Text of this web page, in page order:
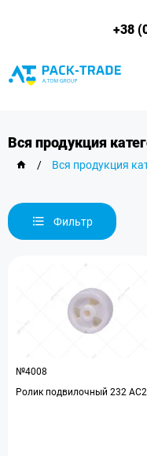
+38
Вся продукция
/ Вся продукция
Фильтр
№4008
Ролик подвилочный 232